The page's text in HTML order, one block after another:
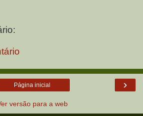
›
Página inicial
versão para a web